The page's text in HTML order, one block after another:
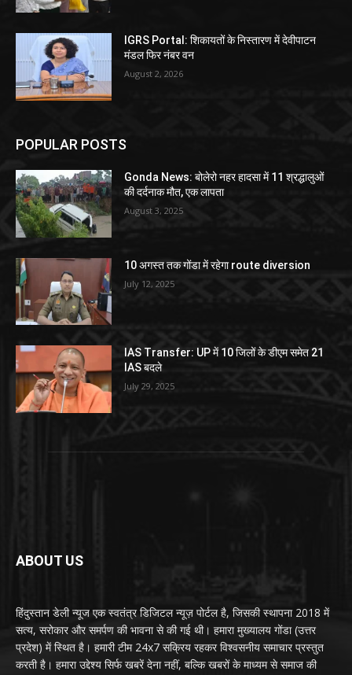
IGRS Portal: शिकायतों के निस्तारण में देवीपाटन
मंडल फिर नंबर वन
August 2, 2026
POPULAR POSTS
Gonda News: बोलेरो नहर हादसा में 11 श्रद्धालुओं
की दर्दनाक मौत, एक लापता
August 3, 2025
10 अगस्त तक गोंडा में रहेगा route diversion
July 12, 2025
IAS Transfer: UP में 10 जिलों के डीएम समेत 21
IAS बदले
July 29, 2025
ABOUT US
हिंदुस्तान डेली न्यूज एक स्वतंत्र डिजिटल न्यूज़ पोर्टल है, जिसकी स्थापना 2018 में
सत्य, सरोकार और समर्पण की भावना से की गई थी। हमारा मुख्यालय गोंडा (उत्तर
प्रदेश) में स्थित है। हमारी टीम 24x7 सक्रिय रहकर विश्वसनीय समाचार प्रस्तुत
करती है। हमारा उद्देश्य सिर्फ खबरें देना नहीं, बल्कि खबरों के माध्यम से समाज की